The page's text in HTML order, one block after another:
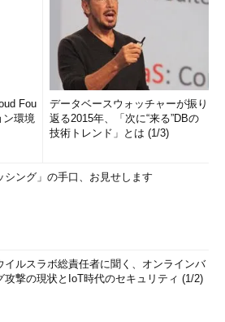
Fou
ン環境
データベースウォッチャーが振り
返る2015年、「次に“来る”DBの
技術トレンド」とは (1/3)
シング」の手口、お見せします
イルスラボ総責任者に聞く、オンラインバ
攻撃の現状とIoT時代のセキュリティ (1/2)